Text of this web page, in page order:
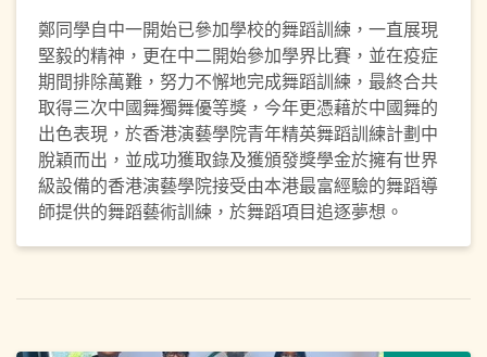
鄭同學自中一開始已參加學校的舞蹈訓練，一直展現
堅毅的精神，更在中二開始參加學界比賽，並在疫症
期間排除萬難，努力不懈地完成舞蹈訓練，最終合共
取得三次中國舞獨舞優等獎，今年更憑藉於中國舞的
出色表現，於香港演藝學院青年精英舞蹈訓練計劃中
脫穎而出，並成功獲取錄及獲頒發獎學金於擁有世界
級設備的香港演藝學院接受由本港最富經驗的舞蹈導
師提供的舞蹈藝術訓練，於舞蹈項目追逐夢想。